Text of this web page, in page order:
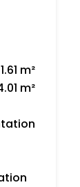
1.61 m²
m²